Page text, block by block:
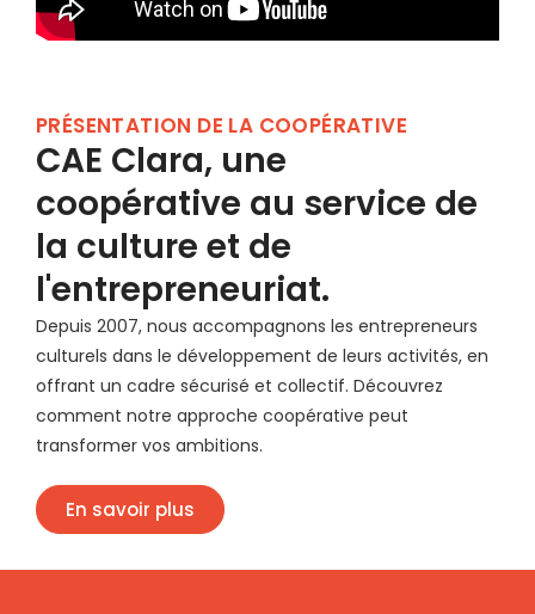
PRÉSENTATION DE LA COOPÉRATIVE
CAE Clara, une
coopérative au service de
la culture et de
l'entrepreneuriat.
Depuis 2007, nous accompagnons les entrepreneurs
culturels dans le développement de leurs activités, en
offrant un cadre sécurisé et collectif. Découvrez
comment notre approche coopérative peut
transformer vos ambitions.
En savoir plus